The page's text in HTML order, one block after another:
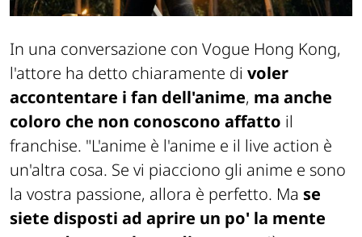
In una conversazione con Vogue Hong Kong,
l'attore ha detto chiaramente di voler
accontentare i fan dell'anime, ma anche
coloro che non conoscono affatto il
franchise. "L'anime è l'anime e il live action è
un'altra cosa. Se vi piacciono gli anime e sono
la vostra passione, allora è perfetto. Ma se
siete disposti ad aprire un po' la mente